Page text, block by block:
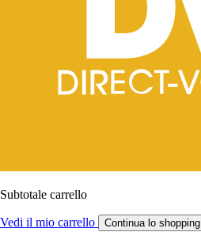
Subtotale carrello
Vedi il mio carrello Continua lo shopping